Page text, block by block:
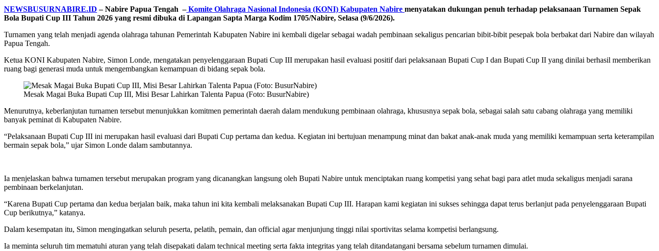
NEWSBUSURNABIRE.ID – Nabire Papua Tengah –Komite Olahraga Nasional Indonesia (KONI) Kabupaten Nabire menyatakan dukungan penuh terhadap pelaksanaan Turnamen Sepak
Bola Bupati Cup III Tahun 2026 yang resmi dibuka di Lapangan Sapta Marga Kodim 1705/Nabire, Selasa (9/6/2026).
Turnamen yang telah menjadi agenda olahraga tahunan Pemerintah Kabupaten Nabire ini kembali digelar sebagai wadah pembinaan sekaligus pencarian bibit-bibit pesepak bola berbakat dari Nabire dan wilayah
Papua Tengah.
Ketua KONI Kabupaten Nabire, Simon Londe, mengatakan penyelenggaraan Bupati Cup III merupakan hasil evaluasi positif dari pelaksanaan Bupati Cup I dan Bupati Cup II yang dinilai berhasil memberikan
ruang bagi generasi muda untuk mengembangkan kemampuan di bidang sepak bola.
Mesak Magai Buka Bupati Cup III, Misi Besar Lahirkan Talenta Papua (Foto: BusurNabire)
Menurutnya, keberlanjutan turnamen tersebut menunjukkan komitmen pemerintah daerah dalam mendukung pembinaan olahraga, khususnya sepak bola, sebagai salah satu cabang olahraga yang memiliki
banyak peminat di Kabupaten Nabire.
“Pelaksanaan Bupati Cup III ini merupakan hasil evaluasi dari Bupati Cup pertama dan kedua. Kegiatan ini bertujuan menampung minat dan bakat anak-anak muda yang memiliki kemampuan serta keterampilan
bermain sepak bola,” ujar Simon Londe dalam sambutannya.
Ia menjelaskan bahwa turnamen tersebut merupakan program yang dicanangkan langsung oleh Bupati Nabire untuk menciptakan ruang kompetisi yang sehat bagi para atlet muda sekaligus menjadi sarana
pembinaan berkelanjutan.
“Karena Bupati Cup pertama dan kedua berjalan baik, maka tahun ini kita kembali melaksanakan Bupati Cup III. Harapan kami kegiatan ini sukses sehingga dapat terus berlanjut pada penyelenggaraan Bupati
Cup berikutnya,” katanya.
Dalam kesempatan itu, Simon mengingatkan seluruh peserta, pelatih, pemain, dan official agar menjunjung tinggi nilai sportivitas selama kompetisi berlangsung.
Ia meminta seluruh tim mematuhi aturan yang telah disepakati dalam technical meeting serta fakta integritas yang telah ditandatangani bersama sebelum turnamen dimulai.